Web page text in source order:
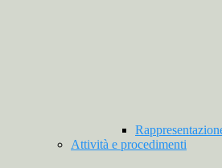
Attività e procedimenti